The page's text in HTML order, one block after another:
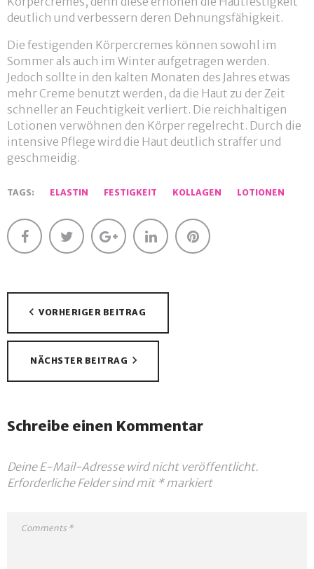
FacebookTwitterGoogle+LinkedInPinterest
deutlich und verbessern deren Dehnungsfähigkeit.
Die festigenden Körpercremes können sowohl im
Sommer als auch im Winter aufgetragen werden.
Jedoch sollte in den kalten Monaten des Jahres etwas
mehr Creme benutzt werden, da die Haut zu der Zeit
schneller an Feuchtigkeit verliert. Die reichhaltigen
Lotionen verwöhnen den Körper regelrecht. Durch die
intensive Pflege wird die Haut deutlich straffer und
geschmeidig.
TAGS: ELASTIN FESTIGKEIT KOLLAGEN LOTIONEN
Beitragsnavigation
VORHERIGER BEITRAG
NÄCHSTER BEITRAG
Schreibe einen Kommentar
Deine E-Mail-Adresse wird nicht veröffentlicht.
Erforderliche Felder sind mit *markiert